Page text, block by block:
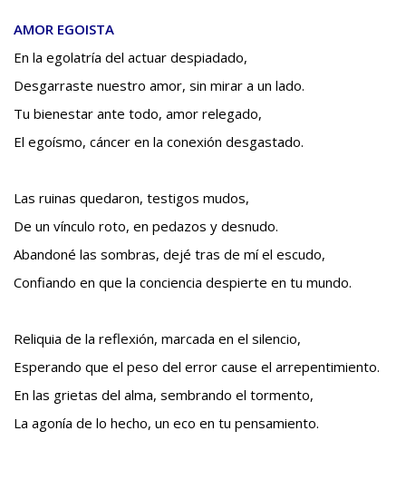
AMOR EGOISTA
En la egolatría del actuar despiadado,
Desgarraste nuestro amor, sin mirar a un lado.
Tu bienestar ante todo, amor relegado,
El egoísmo, cáncer en la conexión desgastado.
Las ruinas quedaron, testigos mudos,
De un vínculo roto, en pedazos y desnudo.
Abandoné las sombras, dejé tras de mí el escudo,
Confiando en que la conciencia despierte en tu mundo.
Reliquia de la reflexión, marcada en el silencio,
Esperando que el peso del error cause el arrepentimiento.
En las grietas del alma, sembrando el tormento,
La agonía de lo hecho, un eco en tu pensamiento.